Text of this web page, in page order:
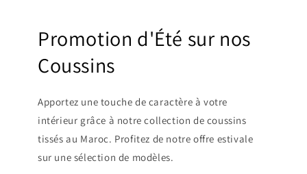
Promotion d'Été sur nos
Coussins
Apportez une touche de caractère à votre
intérieur grâce à notre collection de coussins
tissés au Maroc. Profitez de notre offre estivale
sur une sélection de modèles.